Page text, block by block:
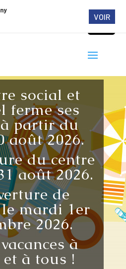
social et
ferme ses
partir du
août 2026.
du centre
août 2026.
de
le mardi 1er
2026.
à
à tous !
VOIR